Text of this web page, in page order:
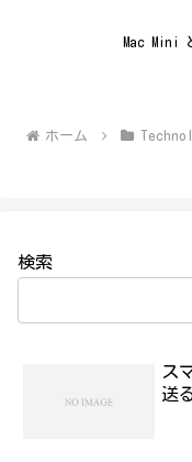
Mac Mini
ホーム
検索
ス
送